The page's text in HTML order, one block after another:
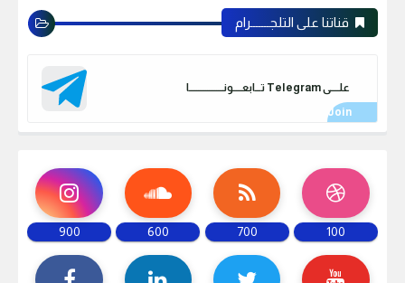
قناتنا على التلجـــــــرام
علـــــى Telegram تـــابعـــــونـــــــــــــــــــا
100
700
600
900